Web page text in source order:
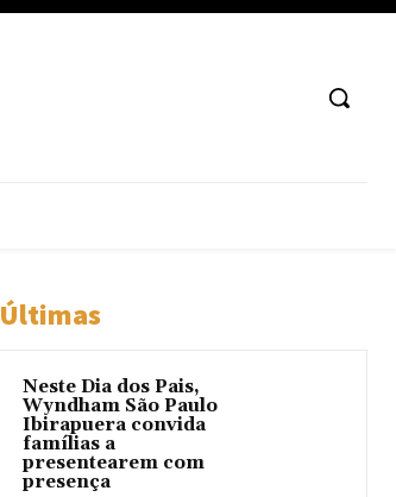
Últimas
Neste Dia dos Pais,
Wyndham São Paulo
Ibirapuera convida
famílias a
presentearem com
presença